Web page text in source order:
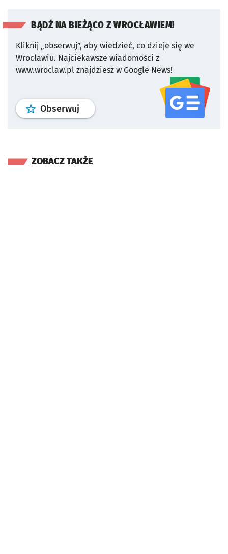
BĄDŹ NA BIEŻĄCO Z WROCŁAWIEM!
Kliknij „obserwuj”, aby wiedzieć, co dzieje się we
Wrocławiu. Najciekawsze wiadomości z
www.wroclaw.pl znajdziesz w Google News!
Obserwuj profil serwisu
ZOBACZ TAKŻE